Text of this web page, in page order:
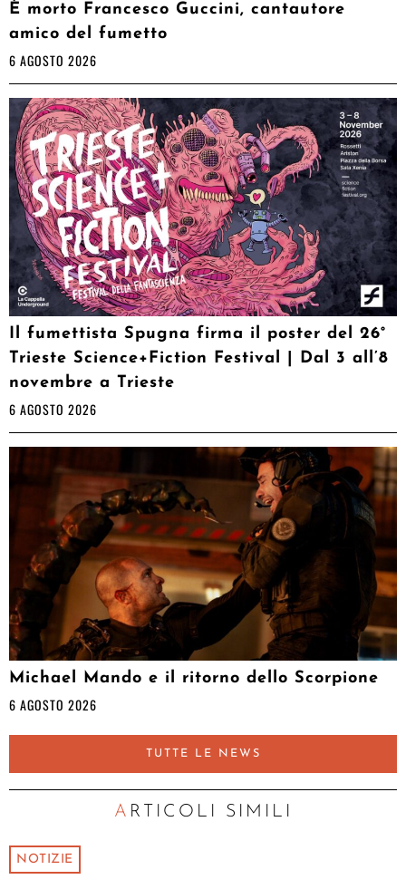
È morto Francesco Guccini, cantautore
amico del fumetto
6 AGOSTO 2026
Il fumettista Spugna firma il poster del 26°
Trieste Science+Fiction Festival | Dal 3 all’8
novembre a Trieste
6 AGOSTO 2026
Michael Mando e il ritorno dello Scorpione
6 AGOSTO 2026
TUTTE LE NEWS
ARTICOLI SIMILI
NOTIZIE